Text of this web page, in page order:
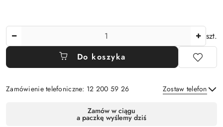
szt.
Do koszyka
Zamówienie telefoniczne: 12 200 59 26 Zostaw telefon
Zamów w ciągu
a paczkę wyślemy dziś